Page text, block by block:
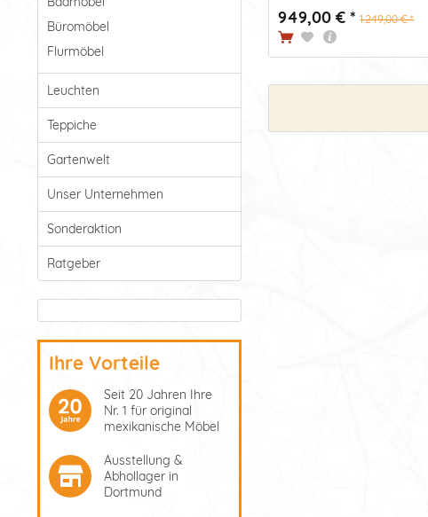
Büromöbel
Flurmöbel
Leuchten
Teppiche
Gartenwelt
Unser Unternehmen
Sonderaktion
Ratgeber
Ihre Vorteile
Seit 20 Jahren Ihre
Nr. 1 für original
mexikanische Möbel
Ausstellung &
Abhollager in
Dortmund
949,00 € * 1.249,00 € *